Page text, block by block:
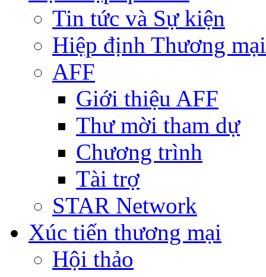
Tin tức và Sự kiện
Hiệp định Thương
AFF
Giới thiệu AFF
Thư mời tham dự
Chương trình
Tài trợ
STAR Network
Xúc tiến thương mại
Hội thảo